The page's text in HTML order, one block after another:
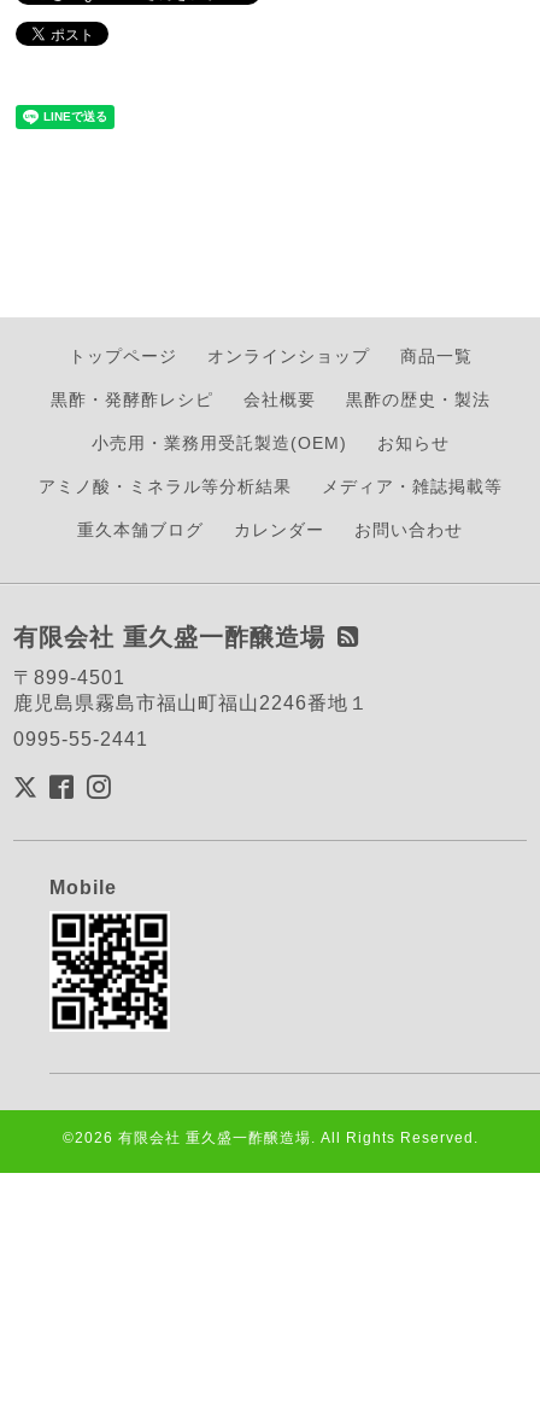
トップページ オンラインショップ 商品一覧
黒酢・発酵酢レシピ 会社概要 黒酢の歴史・製法
小売用・業務用受託製造(OEM) お知らせ
アミノ酸・ミネラル等分析結果 メディア・雑誌掲載等
重久本舗ブログ カレンダー お問い合わせ
有限会社 重久盛一酢醸造場
〒899-4501
鹿児島県霧島市福山町福山2246番地１
0995-55-2441
Mobile
©2026 有限会社 重久盛一酢醸造場. All Rights Reserved.